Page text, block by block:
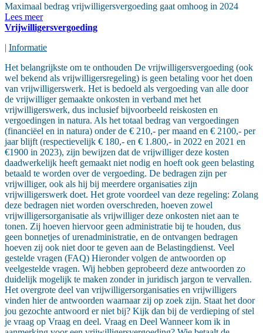
Maximaal bedrag vrijwilligersvergoeding gaat omhoog in 2024
Lees meer
Vrijwilligersvergoeding
| Informatie
Het belangrijkste om te onthouden De vrijwilligersvergoeding (ook
wel bekend als vrijwilligersregeling) is geen betaling voor het doen
van vrijwilligerswerk. Het is bedoeld als vergoeding van alle door
de vrijwilliger gemaakte onkosten in verband met het
vrijwilligerswerk, dus inclusief bijvoorbeeld reiskosten en
vergoedingen in natura. Als het totaal bedrag van vergoedingen
(financiëel en in natura) onder de € 210,- per maand en € 2100,- per
jaar blijft (respectievelijk € 180,- en € 1.800,- in 2022 en 2021 en
€1900 in 2023), zijn bewijzen dat de vrijwilliger deze kosten
daadwerkelijk heeft gemaakt niet nodig en hoeft ook geen belasting
betaald te worden over de vergoeding. De bedragen zijn per
vrijwilliger, ook als hij bij meerdere organisaties zijn
vrijwilligerswerk doet. Het grote voordeel van deze regeling: Zolang
deze bedragen niet worden overschreden, hoeven zowel
vrijwilligersorganisatie als vrijwilliger deze onkosten niet aan te
tonen. Zij hoeven hiervoor geen administratie bij te houden, dus
geen bonnetjes of urenadministratie, en de ontvangen bedragen
hoeven zij ook niet door te geven aan de Belastingdienst. Veel
gestelde vragen (FAQ) Hieronder volgen de antwoorden op
veelgestelde vragen. Wij hebben geprobeerd deze antwoorden zo
duidelijk mogelijk te maken zonder in juridisch jargon te vervallen.
Het overgrote deel van vrijwilligersorganisaties en vrijwilligers
vinden hier de antwoorden waarnaar zij op zoek zijn. Staat het door
jou gezochte antwoord er niet bij? Kijk dan bij de verdieping of stel
je vraag op Vraag en deel. Vraag en Deel Wanneer kom ik in